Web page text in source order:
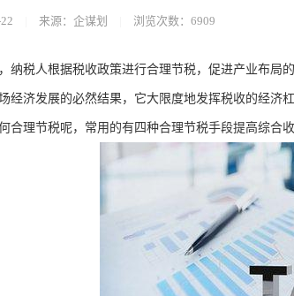
来源：企谋划 浏览次数：6909
纳税人根据税收政策进行合理节税，促进产业布
经济发展的必然结果，它大限度地发挥税收的经济杠
合理节税呢，常用的有四种合理节税手段提高综合